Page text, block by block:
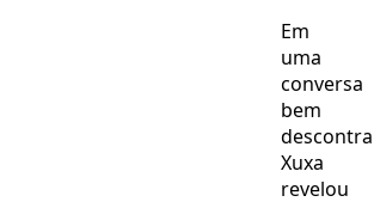
Em
uma
conversa
bem
Xuxa
revelou